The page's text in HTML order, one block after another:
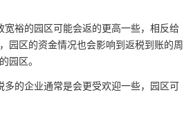
宽裕的园区可能会返的更高一些，相反给
园区的资金情况也会影响到返税到账的周
园区。
多的企业通常是会更受欢迎一些，园区可